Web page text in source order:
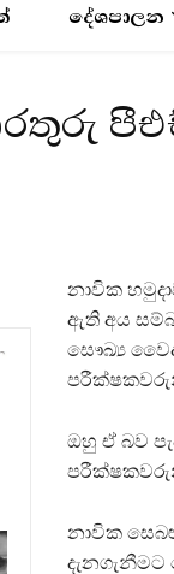
දේශපාලන
නාවික
ඇති අය
සෞඛ්‍ය
ඔහු ඒ බව
නාවික